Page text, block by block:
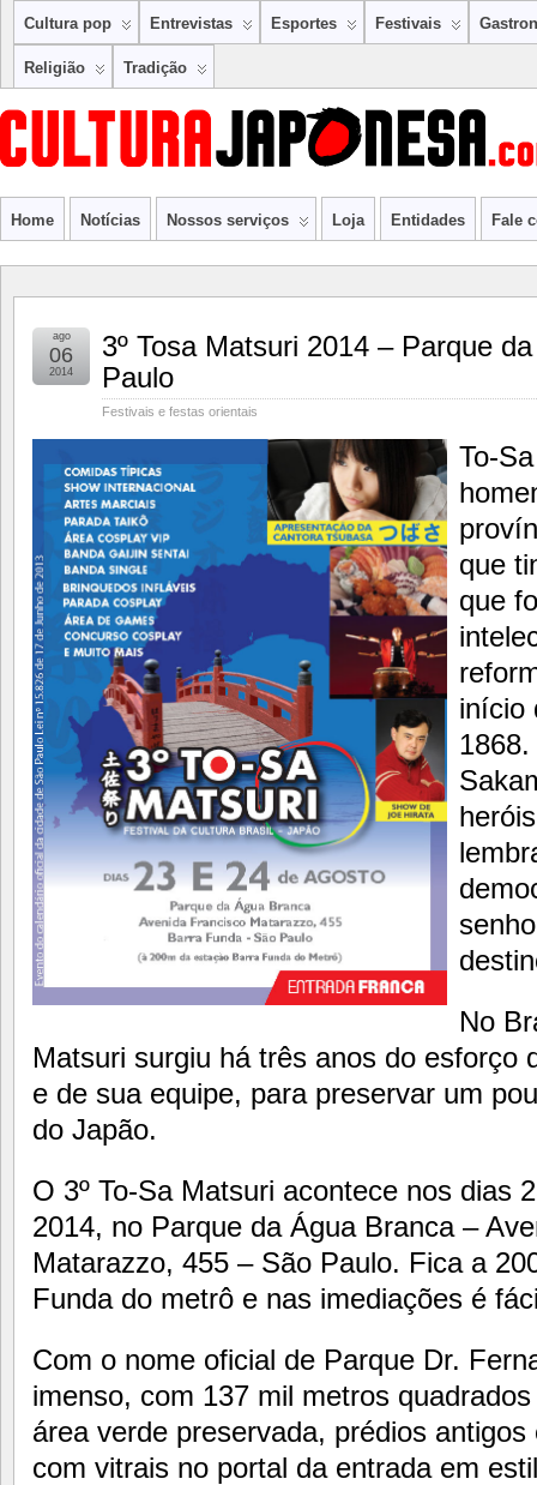
Cultura pop Entrevistas Esportes Festivais
Religião Tradição
Home Notícias Nossos serviços Loja Entidades Fale
3º Tosa Matsuri 2014 – Parque
Paulo
Festivais e festas orientais
ago
06
2014
To-
que
que
início
No
Matsuri surgiu há três anos do esforço
e de sua equipe, para preservar um
do Japão.
O 3º To-Sa Matsuri acontece nos dias
2014, no Parque da Água Branca –
Matarazzo, 455 – São Paulo. Fica a
Funda do metrô e nas imediações é
Com o nome oficial de Parque Dr.
imenso, com 137 mil metros
área verde preservada, prédios
com vitrais no portal da entrada em